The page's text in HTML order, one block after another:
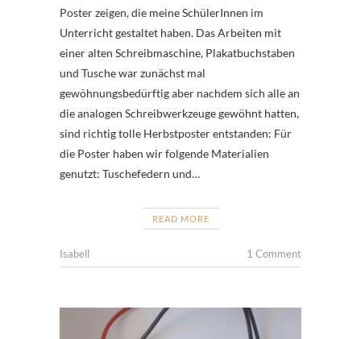
Poster zeigen, die meine SchülerInnen im
Unterricht gestaltet haben. Das Arbeiten mit
einer alten Schreibmaschine, Plakatbuchstaben
und Tusche war zunächst mal
gewöhnungsbedürftig aber nachdem sich alle an
die analogen Schreibwerkzeuge gewöhnt hatten,
sind richtig tolle Herbstposter entstanden: Für
die Poster haben wir folgende Materialien
genutzt: Tuschefedern und…
READ MORE
Isabell 1 Comment